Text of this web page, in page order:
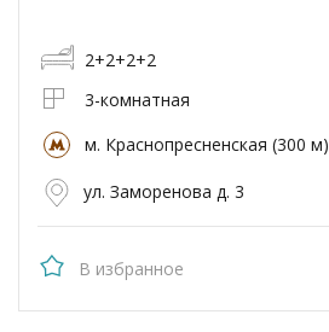
2+2+2+2
3-комнатная
м. Краснопресненская (300 м)
ул. Заморенова д. 3
В избранное